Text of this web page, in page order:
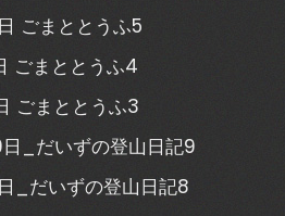
ごまととうふ5
ごまととうふ4
ごまととうふ3
_だいずの登山日記9
_だいずの登山日記8